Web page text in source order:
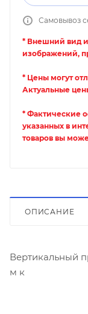
Самовывоз
* Внешний вид
изображений,
* Цены могут
Актуальные
* Фактические
указанных в
товаров вы
ОПИСАНИЕ
Вертикальный
м к